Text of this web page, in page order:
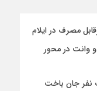
۳ مصدوم در تصادف دو خودرو پژو ۴۰۵ و وانت در محور